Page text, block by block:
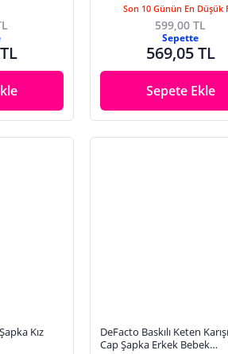
Son 10 Günün En Düşük
599,00 TL
Sepette
569,05 TL
Sepete Ekle
Kız
DeFacto Baskılı Keten
Cap Şapka Erkek Bebek